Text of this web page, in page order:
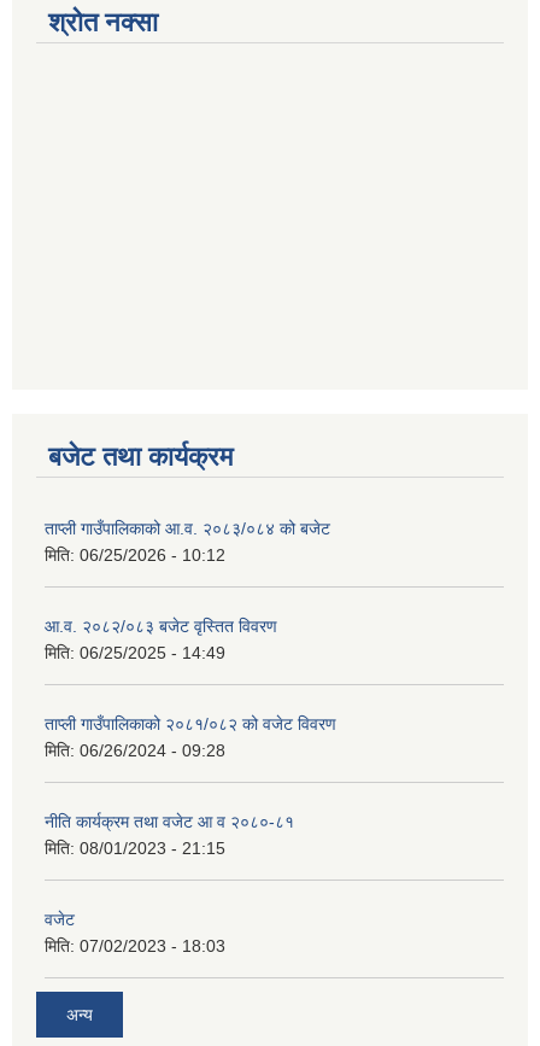
श्रोत नक्सा
बजेट तथा कार्यक्रम
ताप्ली गाउँपालिकाको आ.व. २०८३/०८४ को बजेट
मिति: 06/25/2026 - 10:12
आ.व. २०८२/०८३ बजेट वृस्तित विवरण
मिति: 06/25/2025 - 14:49
ताप्ली गाउँपालिकाको २०८१/०८२ को वजेट विवरण
मिति: 06/26/2024 - 09:28
नीति कार्यक्रम तथा वजेट आ व २०८०-८१
मिति: 08/01/2023 - 21:15
वजेट
मिति: 07/02/2023 - 18:03
अन्य